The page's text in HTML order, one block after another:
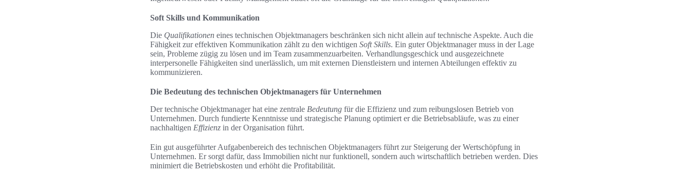
Soft Skills und Kommunikation
Die Qualifikationen eines technischen Objektmanagers beschränken sich nicht allein auf technische Aspekte. Auch die
Fähigkeit zur effektiven Kommunikation zählt zu den wichtigen Soft Skills. Ein guter Objektmanager muss in der Lage
sein, Probleme zügig zu lösen und im Team zusammenzuarbeiten. Verhandlungsgeschick und ausgezeichnete
interpersonelle Fähigkeiten sind unerlässlich, um mit externen Dienstleistern und internen Abteilungen effektiv zu
kommunizieren.
Die Bedeutung des technischen Objektmanagers für Unternehmen
Der technische Objektmanager hat eine zentrale Bedeutung für die Effizienz und zum reibungslosen Betrieb von
Unternehmen. Durch fundierte Kenntnisse und strategische Planung optimiert er die Betriebsabläufe, was zu einer
nachhaltigen Effizienz in der Organisation führt.
Ein gut ausgeführter Aufgabenbereich des technischen Objektmanagers führt zur Steigerung der Wertschöpfung in
Unternehmen. Er sorgt dafür, dass Immobilien nicht nur funktionell, sondern auch wirtschaftlich betrieben werden. Dies
minimiert die Betriebskosten und erhöht die Profitabilität.